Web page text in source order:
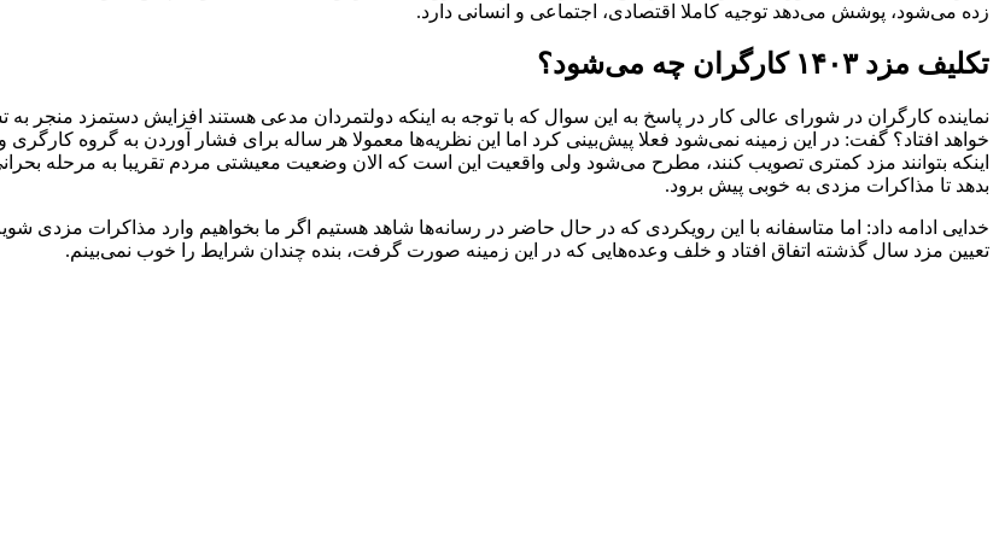
زده می‌شود، پوشش می‌دهد توجیه کاملا اقتصادی، اجتماعی و انسانی دارد.
تکلیف مزد ۱۴۰۳ کارگران چه می‌شود؟
خواهد افتاد؟ گفت: در این زمینه نمی‌شود فعلا پیش‌بینی کرد اما این نظریه‌ها معمولا هر ساله برای فشار آوردن به گروه
اینکه بتوانند مزد کمتری تصویب کنند، مطرح می‌شود ولی واقعیت این است که الان وضعیت معیشتی مردم تقریبا به مرحله
بدهد تا مذاکرات مزدی به خوبی پیش برود.
خدایی ادامه داد: اما متاسفانه با این رویکردی که در حال حاضر در رسانه‌ها شاهد هستیم اگر ما بخواهیم وارد مذاکرات
تعیین مزد سال گذشته اتفاق افتاد و خلف وعده‌هایی که در این زمینه صورت گرفت، بنده چندان شرایط را خوب نمی‌بینم.